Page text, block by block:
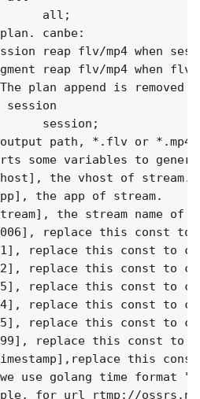
all;
canbe:
reap flv/mp4 when
reap flv/mp4 when
plan append is removed
session
session;
path, *.flv or *.mp4.
some variables to
the vhost of stream.
the app of stream.
the stream name of
replace this const to
replace this const to
replace this const to
replace this const to
replace this const to
replace this const to
replace this const to
this
use golang time format
for url rtmp://